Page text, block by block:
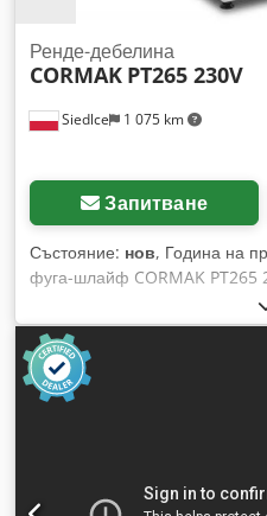
Siedlce 1 075 km
Ренде-дебелина
CORMAK PT265 230V
Запитване
Състояние: нов, Година на
фуга-шлайф CORMAK PT265
технологично напреднала
проектирана за потребители,
производителност и
от монофазна мрежа. Уредът
и ренде, предлагайки
работилници и любители,